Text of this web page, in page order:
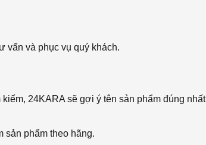
vấn và phục vụ quý khách.
24KARA sẽ gợi ý tên sản phẩm đúng nhất
sản phẩm theo hãng.